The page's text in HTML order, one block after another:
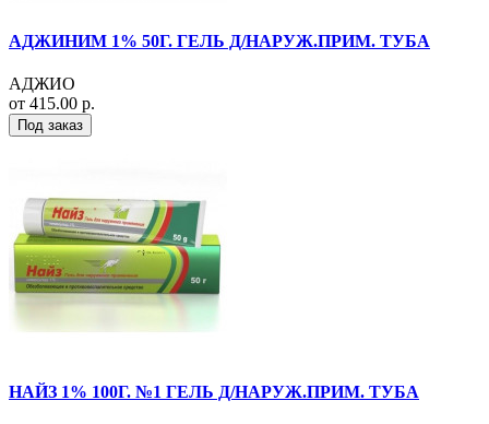
АДЖИНИМ 1% 50Г. ГЕЛЬ Д/НАРУЖ.ПРИМ. ТУБА
АДЖИО
от 415.00 р.
Под заказ
НАЙЗ 1% 100Г. №1 ГЕЛЬ Д/НАРУЖ.ПРИМ. ТУБА